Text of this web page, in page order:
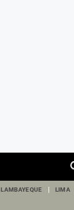
LAMBAYEQUE LIMA